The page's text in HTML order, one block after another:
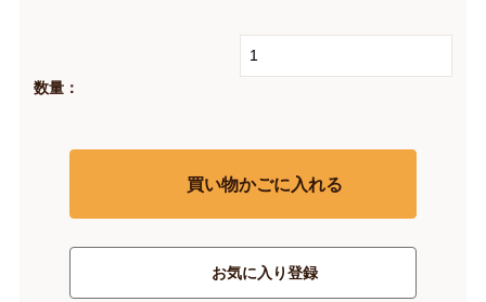
数量：
買い物かごに入れる
お気に入り登録